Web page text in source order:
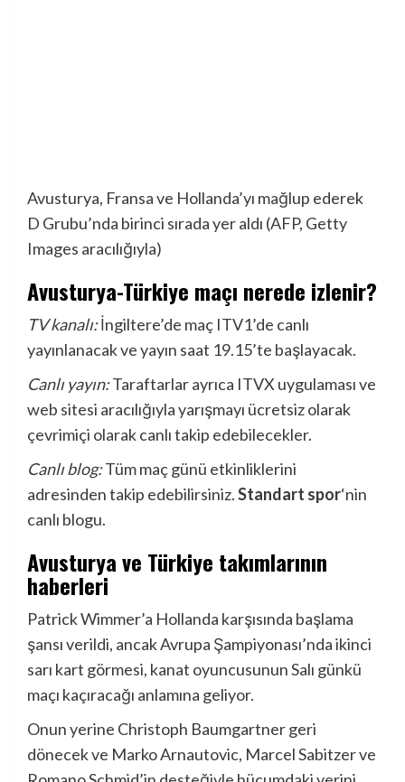
Avusturya, Fransa ve Hollanda’yı mağlup ederek
D Grubu’nda birinci sırada yer aldı (AFP, Getty
Images aracılığıyla)
Avusturya-Türkiye maçı nerede izlenir?
TV kanalı:İngiltere’de maç ITV1’de canlı
yayınlanacak ve yayın saat 19.15’te başlayacak.
Canlı yayın:Taraftarlar ayrıca ITVX uygulaması ve
web sitesi aracılığıyla yarışmayı ücretsiz olarak
çevrimiçi olarak canlı takip edebilecekler.
Canlı blog:Tüm maç günü etkinliklerini
adresinden takip edebilirsiniz.Standart spor‘nin
canlı blogu.
Avusturya ve Türkiye takımlarının
haberleri
Patrick Wimmer’a Hollanda karşısında başlama
şansı verildi, ancak Avrupa Şampiyonası’nda ikinci
sarı kart görmesi, kanat oyuncusunun Salı günkü
maçı kaçıracağı anlamına geliyor.
Onun yerine Christoph Baumgartner geri
dönecek ve Marko Arnautovic, Marcel Sabitzer ve